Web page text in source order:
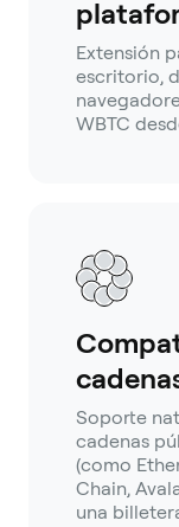
Extensión
escritorio,
WBTC
Soporte
cadenas
(como
Chain,
una